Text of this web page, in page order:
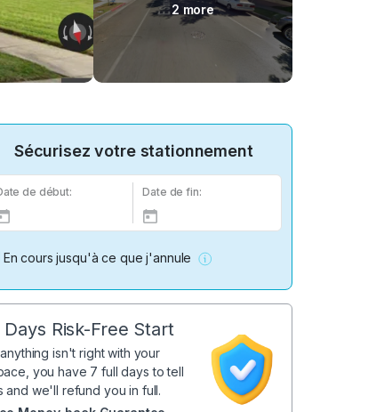
2 more
Sécurisez votre stationnement
de début: Date de fin:
En cours jusqu'à ce que j'annule
Days Risk-Free Start
isn't right with your
you have 7 full days to tell
and we'll refund you in full.